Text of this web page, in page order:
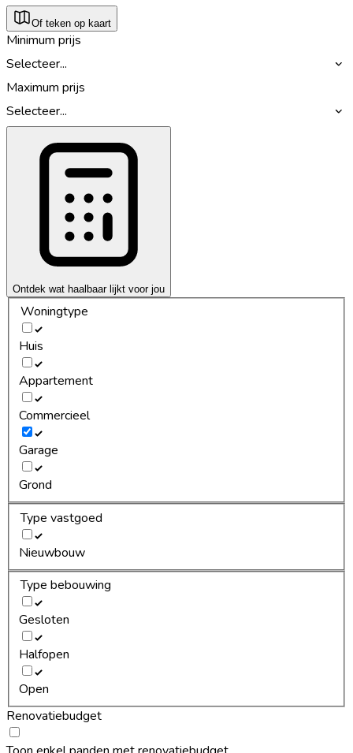
Of teken op kaart
Minimum prijs
Selecteer...
Maximum prijs
Selecteer...
Ontdek wat haalbaar lijkt voor jou
Woningtype
Huis
Appartement
Commercieel
Garage
Grond
Type vastgoed
Nieuwbouw
Type bebouwing
Gesloten
Halfopen
Open
Renovatiebudget